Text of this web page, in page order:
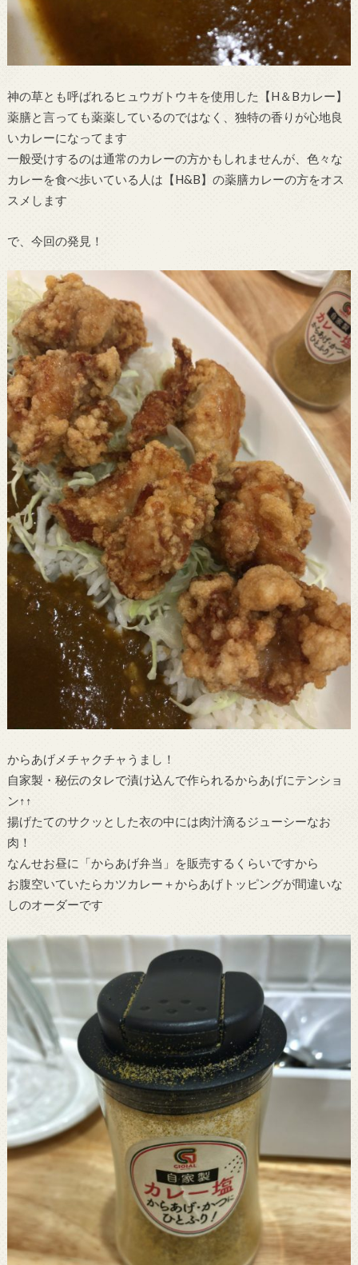
神の草とも呼ばれるヒュウガトウキを使用した【H＆Bカレー】
薬膳と言っても薬薬しているのではなく、独特の香りが心地良
いカレーになってます
一般受けするのは通常のカレーの方かもしれませんが、色々な
カレーを食べ歩いている人は【H&B】の薬膳カレーの方をオス
スメします
で、今回の発見！
からあげメチャクチャうまし！
自家製・秘伝のタレで漬け込んで作られるからあげにテンショ
ン↑↑
揚げたてのサクッとした衣の中には肉汁滴るジューシーなお
肉！
なんせお昼に「からあげ弁当」を販売するくらいですから
お腹空いていたらカツカレー＋からあげトッピングが間違いな
しのオーダーです